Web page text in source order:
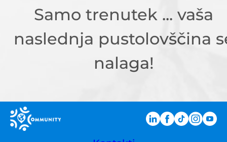
Samo trenutek ... vaša
naslednja pustolovščina
nalaga!